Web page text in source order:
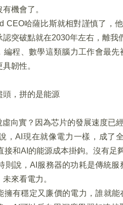
機會了。
CEO哈薩比斯就相對謹慎了，
突破點就在2030年左右，離我
編程、數學這類腦力工作會最
韌性。
頭，拼的是能源
向實？因為芯片的發展速度已
，AI現在就像電力一樣，成了
接和AI的能源成本掛鉤。沒有足
則說，AI服務器的功耗是傳統
來看電力。
擁有穩定又廉價的電力，誰就